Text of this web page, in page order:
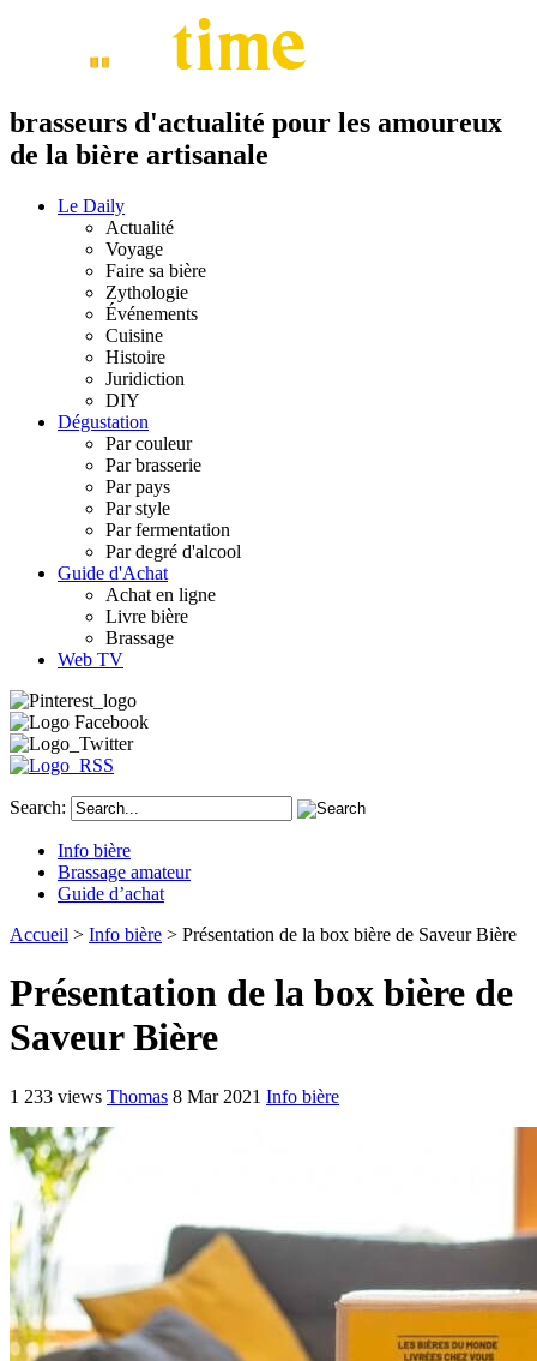
brasseurs d'actualité pour les amoureux
de la bière artisanale
Le Daily
Actualité
Voyage
Faire sa bière
Zythologie
Événements
Cuisine
Histoire
Juridiction
DIY
Dégustation
Par couleur
Par brasserie
Par pays
Par style
Par fermentation
Par degré d'alcool
Guide d'Achat
Achat en ligne
Livre bière
Brassage
Web TV
Search:
Info bière
Brassage amateur
Guide d’achat
Accueil > Info bière > Présentation de la box bière de Saveur Bière
Présentation de la box bière de
Saveur Bière
1 233 views Thomas 8 Mar 2021 Info bière